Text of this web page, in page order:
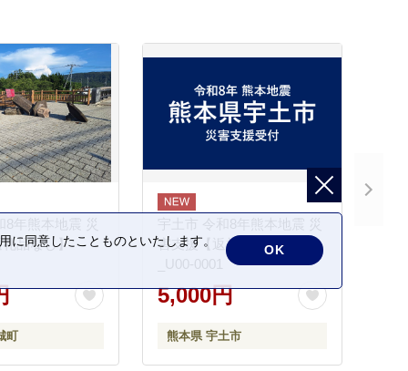
8年熊本地震 災
品なし】
町
宇土市 令和8年熊本地震 災
害支援【返礼品なし】
_U00-0001
5,000円
熊本県 宇土市
同意したことものといたします。
OK